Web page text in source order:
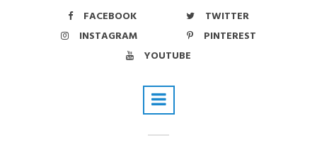
FACEBOOK
TWITTER
INSTAGRAM
PINTEREST
YOUTUBE